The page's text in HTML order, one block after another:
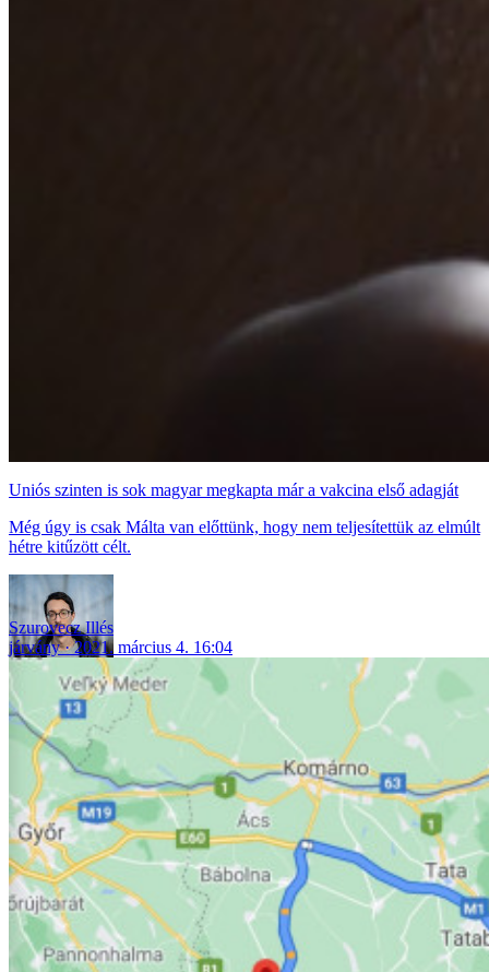
Uniós szinten is sok magyar megkapta már a vakcina első adagját
Még úgy is csak Málta van előttünk, hogy nem teljesítettük az elmúlt
hétre kitűzött célt.
Szurovecz Illés
járvány
2021. március 4. 16:04